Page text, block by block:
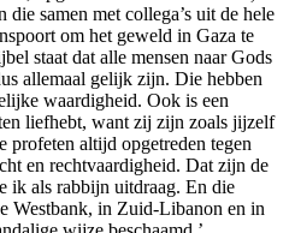
samen met collega’s uit de hele
om het geweld in Gaza te
staat dat alle mensen naar Gods
allemaal gelijk zijn. Die hebben
waardigheid. Ook is een
liefhebt, want zij zijn zoals jijzelf
profeten altijd opgetreden tegen
en rechtvaardigheid. Dat zijn de
ik als rabbijn uitdraag. En die
Westbank, in Zuid-Libanon en in